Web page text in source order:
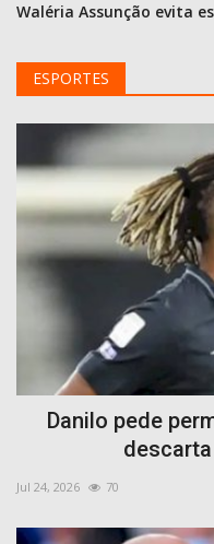
ESPORTES
Danilo pede
Jul 24, 2026 70